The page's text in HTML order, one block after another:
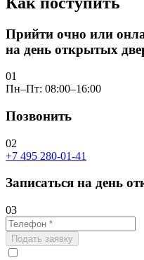
Прийти очно или
на день открытых
01
Пн–Пт: 08:00–16:00
Позвонить
02
+7 495 280-01-41
Записаться на день
03
Подать заявку